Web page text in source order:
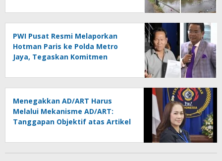
Dipertanyakan
PWI Pusat Resmi Melaporkan
Hotman Paris ke Polda Metro
Jaya, Tegaskan Komitmen
Menegakkan AD/ART Harus
Melalui Mekanisme AD/ART:
Tanggapan Objektif atas Artikel
Konspirasi Melanggar Aturan”